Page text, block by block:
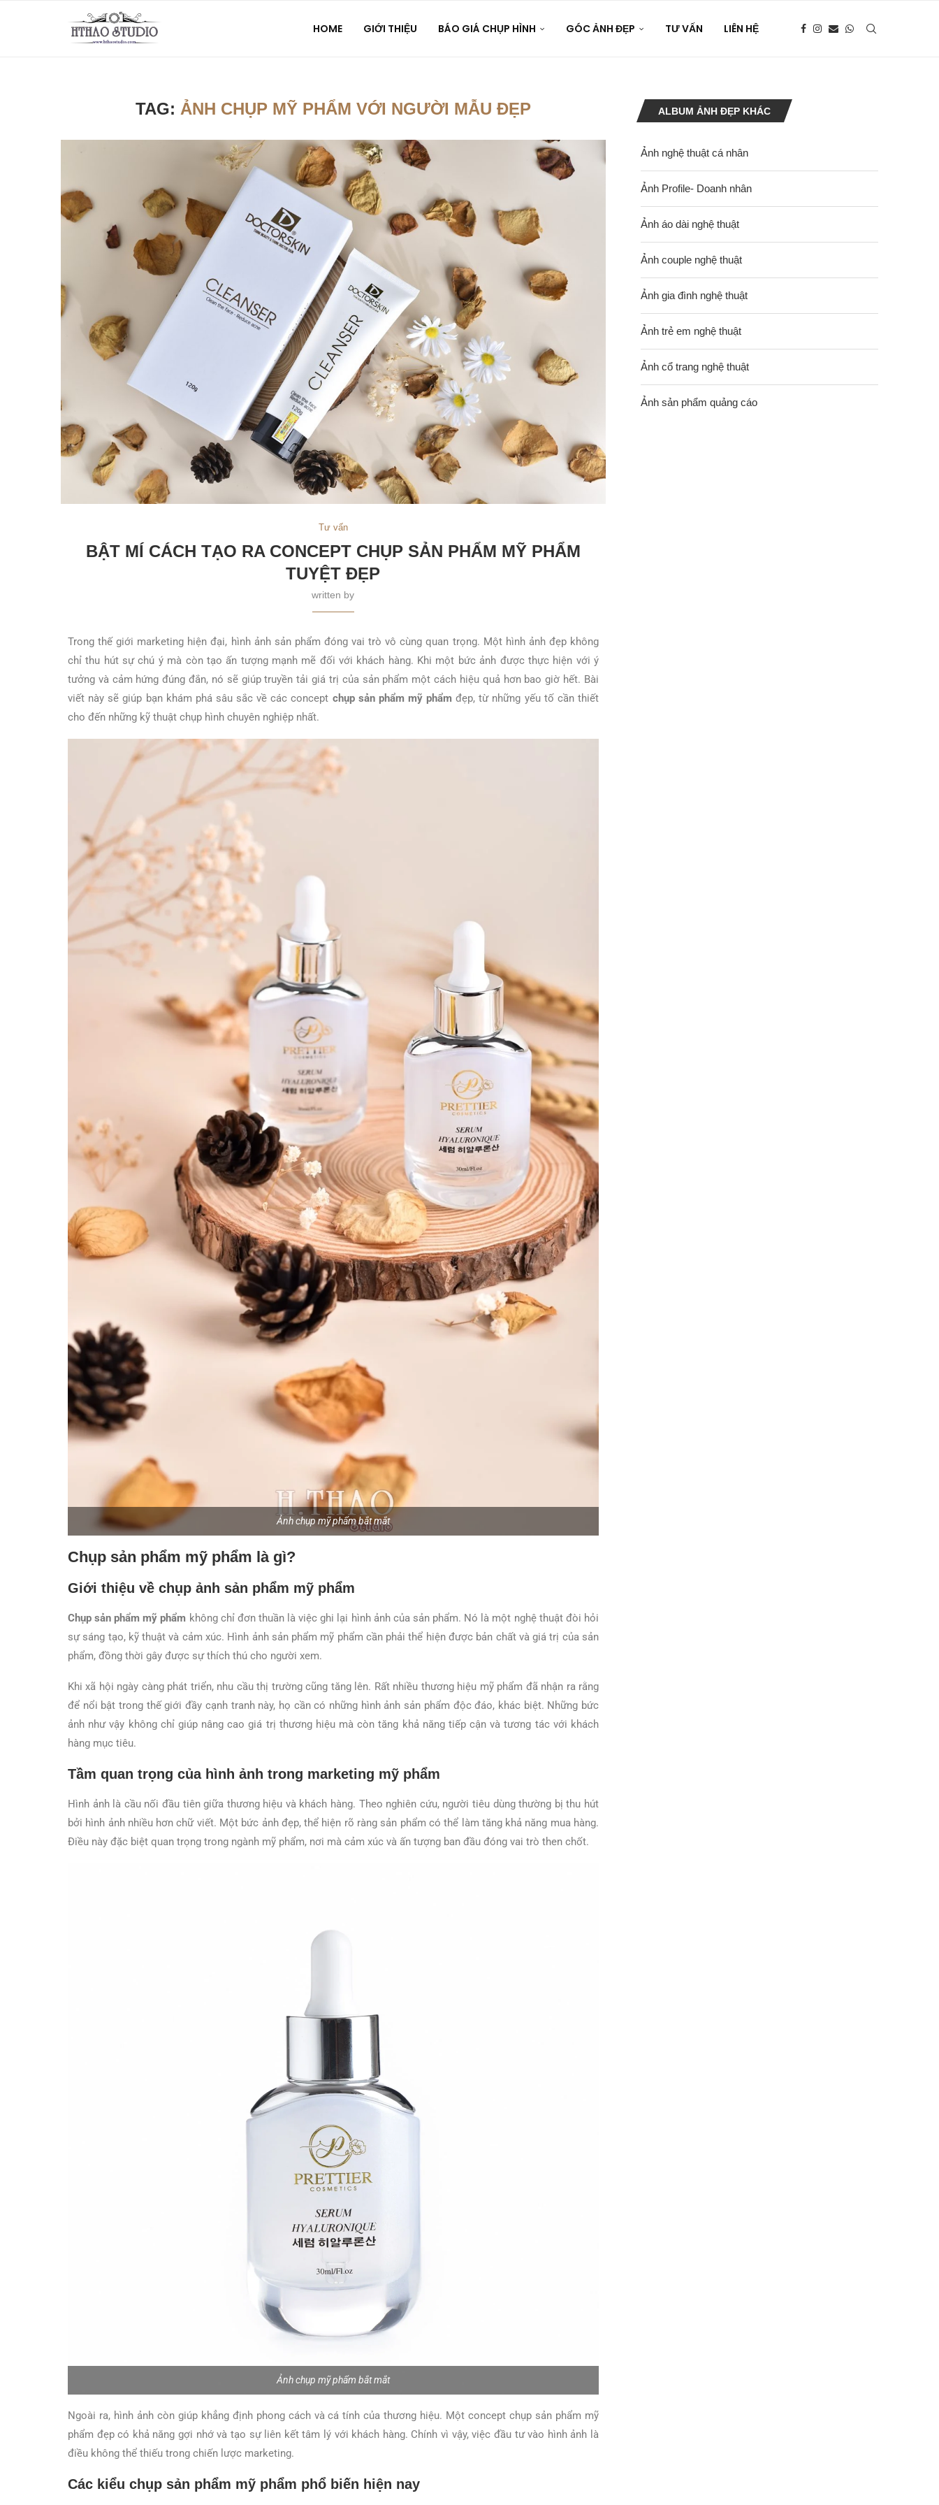
HOME GIỚI THIỆU BÁO GIÁ CHỤP HÌNH GÓC ẢNH ĐẸP TƯ VẤN LIÊN HỆ
TAG: ẢNH CHỤP MỸ PHẨM VỚI NGƯỜI MẪU ĐẸP
Tư vấn
BẬT MÍ CÁCH TẠO RA CONCEPT CHỤP SẢN PHẨM MỸ PHẨM
TUYỆT ĐẸP
written by
Trong thế giới marketing hiện đại, hình ảnh sản phẩm đóng vai trò vô cùng quan trọng. Một hình ảnh đẹp không
chỉ thu hút sự chú ý mà còn tạo ấn tượng mạnh mẽ đối với khách hàng. Khi một bức ảnh được thực hiện với ý
tưởng và cảm hứng đúng đắn, nó sẽ giúp truyền tải giá trị của sản phẩm một cách hiệu quả hơn bao giờ hết. Bài
viết này sẽ giúp bạn khám phá sâu sắc về các concept chụp sản phẩm mỹ phẩm đẹp, từ những yếu tố cần thiết
cho đến những kỹ thuật chụp hình chuyên nghiệp nhất.
Ảnh chụp mỹ phẩm bắt mắt
Chụp sản phẩm mỹ phẩm là gì?
Giới thiệu về chụp ảnh sản phẩm mỹ phẩm
Chụp sản phẩm mỹ phẩm không chỉ đơn thuần là việc ghi lại hình ảnh của sản phẩm. Nó là một nghệ thuật đòi hỏi
sự sáng tạo, kỹ thuật và cảm xúc. Hình ảnh sản phẩm mỹ phẩm cần phải thể hiện được bản chất và giá trị của sản
phẩm, đồng thời gây được sự thích thú cho người xem.
Khi xã hội ngày càng phát triển, nhu cầu thị trường cũng tăng lên. Rất nhiều thương hiệu mỹ phẩm đã nhận ra rằng
để nổi bật trong thế giới đầy cạnh tranh này, họ cần có những hình ảnh sản phẩm độc đáo, khác biệt. Những bức
ảnh như vậy không chỉ giúp nâng cao giá trị thương hiệu mà còn tăng khả năng tiếp cận và tương tác với khách
hàng mục tiêu.
Tầm quan trọng của hình ảnh trong marketing mỹ phẩm
Hình ảnh là cầu nối đầu tiên giữa thương hiệu và khách hàng. Theo nghiên cứu, người tiêu dùng thường bị thu hút
bởi hình ảnh nhiều hơn chữ viết. Một bức ảnh đẹp, thể hiện rõ ràng sản phẩm có thể làm tăng khả năng mua hàng.
Điều này đặc biệt quan trọng trong ngành mỹ phẩm, nơi mà cảm xúc và ấn tượng ban đầu đóng vai trò then chốt.
Ảnh chụp mỹ phẩm bắt mắt
Ngoài ra, hình ảnh còn giúp khẳng định phong cách và cá tính của thương hiệu. Một concept chụp sản phẩm mỹ
phẩm đẹp có khả năng gợi nhớ và tạo sự liên kết tâm lý với khách hàng. Chính vì vậy, việc đầu tư vào hình ảnh là
điều không thể thiếu trong chiến lược marketing.
Các kiểu chụp sản phẩm mỹ phẩm phổ biến hiện nay
ALBUM ẢNH ĐẸP KHÁC
Ảnh nghệ thuật cá nhân
Ảnh Profile- Doanh nhân
Ảnh áo dài nghệ thuật
Ảnh couple nghệ thuật
Ảnh gia đình nghệ thuật
Ảnh trẻ em nghệ thuật
Ảnh cổ trang nghệ thuật
Ảnh sản phẩm quảng cáo